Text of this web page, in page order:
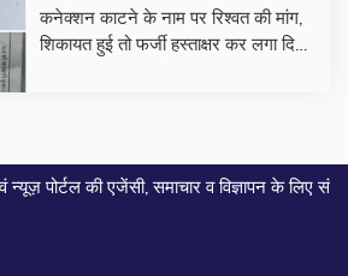
कनेक्शन काटने के नाम पर रिश्वत की मांग,
शिकायत हुई तो फर्जी हस्ताक्षर कर लगा दिया
एजेंसी, समाचार व विज्ञापन के लिए संपर्क करे... मो.